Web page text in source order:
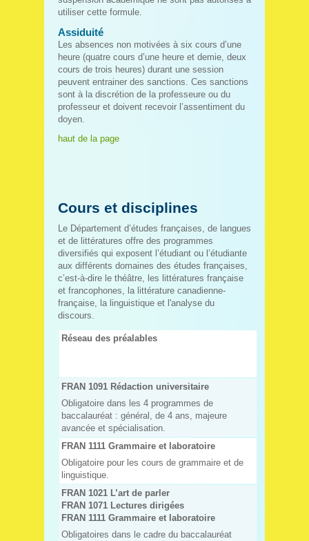
utiliser cette formule.
Assiduité
Les absences non motivées à six cours d’une
heure (quatre cours d’une heure et demie, deux
cours de trois heures) durant une session
peuvent entrainer des sanctions. Ces sanctions
sont à la discrétion de la professeure ou du
professeur et doivent recevoir l’assentiment du
doyen.
haut de la page
Cours et disciplines
Le Département d’études françaises, de langues
et de littératures offre des programmes
diversifiés qui exposent l’étudiant ou l’étudiante
aux différents domaines des études françaises,
c’est-à-dire le théâtre, les littératures française
et francophones, la littérature canadienne-
française, la linguistique et l'analyse du
discours.
Réseau des préalables
FRAN 1091 Rédaction universitaire
Obligatoire dans les 4 programmes de
baccalauréat : général, de 4 ans, majeure
avancée et spécialisation.
FRAN 1111 Grammaire et laboratoire
Obligatoire pour les cours de grammaire et de
linguistique.
FRAN 1021 L’art de parler
FRAN 1071 Lectures dirigées
FRAN 1111 Grammaire et laboratoire
Obligatoires dans le cadre du baccalauréat